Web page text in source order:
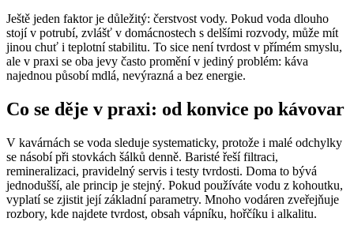
Ještě jeden faktor je důležitý: čerstvost vody. Pokud voda dlouho
stojí v potrubí, zvlášť v domácnostech s delšími rozvody, může mít
jinou chuť i teplotní stabilitu. To sice není tvrdost v přímém smyslu,
ale v praxi se oba jevy často promění v jediný problém: káva
najednou působí mdlá, nevýrazná a bez energie.
Co se děje v praxi: od konvice po kávovar
V kavárnách se voda sleduje systematicky, protože i malé odchylky
se násobí při stovkách šálků denně. Baristé řeší filtraci,
remineralizaci, pravidelný servis i testy tvrdosti. Doma to bývá
jednodušší, ale princip je stejný. Pokud používáte vodu z kohoutku,
vyplatí se zjistit její základní parametry. Mnoho vodáren zveřejňuje
rozbory, kde najdete tvrdost, obsah vápníku, hořčíku i alkalitu.